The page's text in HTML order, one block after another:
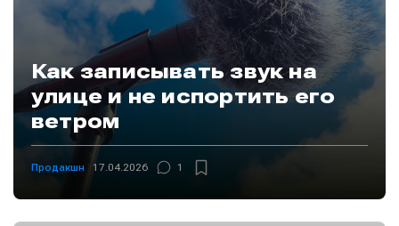
Как записывать звук на
улице и не испортить его
ветром
Продакшн 17.04.2026 1